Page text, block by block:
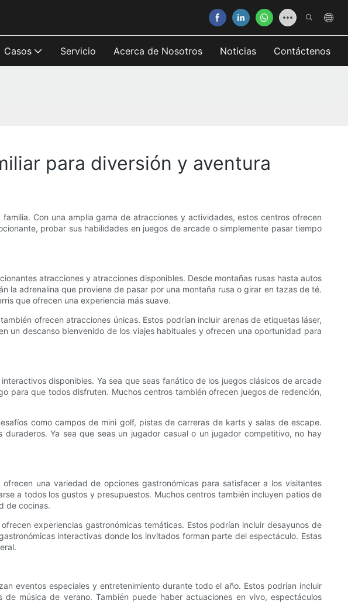
Casos Servicio Acerca de Nosotros Noticias Contáctenos
para diversión y aventura
Con una amplia gama de atracciones y actividades, estos centros ofrecen
probar sus habilidades en juegos de arcade o simplemente pasar tiempo
atracciones y atracciones disponibles. Desde montañas rusas hasta autos
la adrenalina que proviene de pasar por una montaña rusa o girar en tazas de té.
que ofrecen una experiencia más suave.
ofrecen atracciones únicas. Estos podrían incluir arenas de etiquetas láser,
un descanso bienvenido de los viajes habituales y ofrecen una oportunidad para
disponibles. Ya sea que seas fanático de los juegos clásicos de arcade
para que todos disfruten. Muchos centros también ofrecen juegos de redención,
como campos de mini golf, pistas de carreras de karts y salas de escape.
Ya sea que seas un jugador casual o un jugador competitivo, no hay
una variedad de opciones gastronómicas para satisfacer a los visitantes
a todos los gustos y presupuestos. Muchos centros también incluyen patios de
de cocinas.
experiencias gastronómicas temáticas. Estos podrían incluir desayunos de
interactivas donde los invitados forman parte del espectáculo. Estas
eventos especiales y entretenimiento durante todo el año. Estos podrían incluir
música de verano. También puede haber actuaciones en vivo, espectáculos